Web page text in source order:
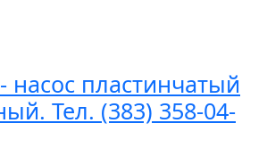
насос пластинчатый
Тел. (383) 358-04-